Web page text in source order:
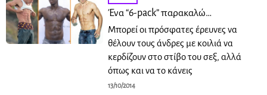
Ένα “6-pack” παρακαλώ…
Μπορεί οι πρόσφατες έρευνες να
θέλουν τους άνδρες με κοιλιά να
κερδίζουν στο στίβο του σεξ, αλλά
όπως και να το κάνεις
13/10/2014